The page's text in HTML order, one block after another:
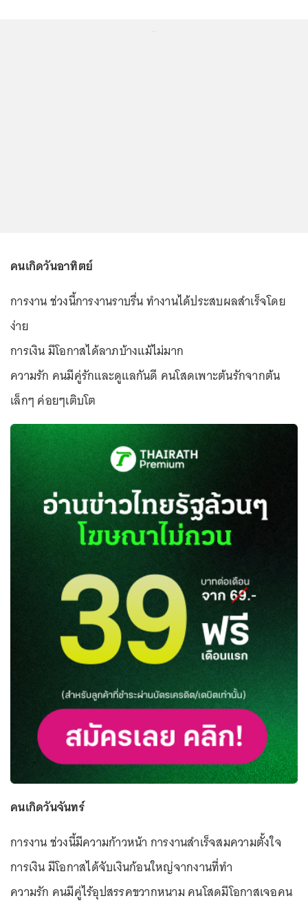
คนเกิดวันอาทิตย์
การงาน ช่วงนี้การงานราบรื่น ทำงานได้ประสบผลสำเร็จโดย
ง่าย
การเงิน มีโอกาสได้ลาภบ้างแม้ไม่มาก
ความรัก คนมีคู่รักและดูแลกันดี คนโสดเพาะต้นรักจากต้น
เล็กๆ ค่อยๆเติบโต
คนเกิดวันจันทร์
การงาน ช่วงนี้มีความก้าวหน้า การงานสำเร็จสมความตั้งใจ
การเงิน มีโอกาสได้จับเงินก้อนใหญ่จากงานที่ทำ
ความรัก คนมีคู่ไร้อุปสรรคขวากหนาม คนโสดมีโอกาสเจอคน